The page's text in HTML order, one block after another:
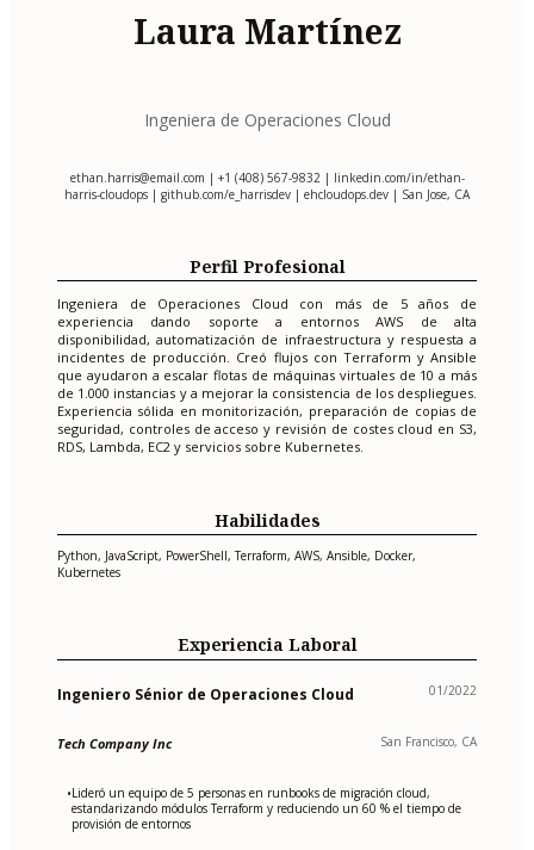
Laura Martínez
Ingeniera de Operaciones Cloud
ethan.harris@email.com | +1 (408) 567-9832 | linkedin.com/in/ethan-
harris-cloudops | github.com/e_harrisdev | ehcloudops.dev | San Jose, CA
Perfil Profesional
Ingeniera de Operaciones Cloud con más de 5 años de
experiencia dando soporte a entornos AWS de alta
disponibilidad, automatización de infraestructura y respuesta a
incidentes de producción. Creó flujos con Terraform y Ansible
que ayudaron a escalar flotas de máquinas virtuales de 10 a más
de 1.000 instancias y a mejorar la consistencia de los despliegues.
Experiencia sólida en monitorización, preparación de copias de
seguridad, controles de acceso y revisión de costes cloud en S3,
RDS, Lambda, EC2 y servicios sobre Kubernetes.
Habilidades
Python, JavaScript, PowerShell, Terraform, AWS, Ansible, Docker,
Kubernetes
Experiencia Laboral
Ingeniero Sénior de Operaciones Cloud 01/2022
Tech Company Inc San Francisco, CA
•Lideró un equipo de 5 personas en runbooks de migración cloud,
estandarizando módulos Terraform y reduciendo un 60 % el tiempo de
provisión de entornos